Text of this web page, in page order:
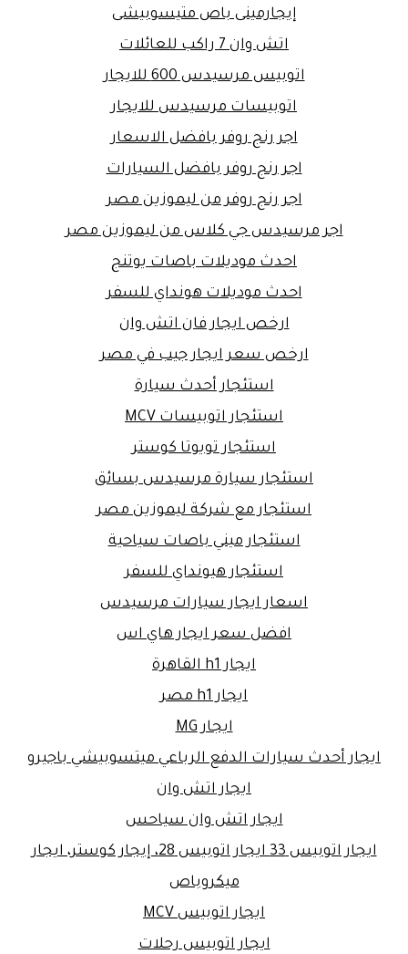
إيجارمينى باص متيسوبيشى
اتش وان 7 راكب للعائلات
اتوبيس مرسيدس 600 للايجار
اتوبيسات مرسيدس للايجار
اجر رنج روفر بافضل الاسعار
اجر رنج روفر بافضل السيارات
اجر رنج روفر من ليموزين مصر
اجر مرسيدس جي كلاس من ليموزين مصر
احدث موديلات باصات يوتنج
احدث موديلات هونداي للسفر
ارخص ايجار فان اتش وان
ارخص سعر ايجار جيب في مصر
استئجار أحدث سيارة
استئجار اتوبيسات MCV
استئجار تويوتا كوستر
استئجار سيارة مرسيدس بسائق
استئجار مع شركة ليموزين مصر
استئجار ميني باصات سياحية
استئجار هيونداي للسفر
اسعار ايجار سيارات مرسيدس
افضل سعر ايجار هاي اس
ايجار h1 القاهرة
ايجار h1 مصر
ايجار MG
ايجار أحدث سيارات الدفع الرباعي ميتسوبيشي باجيرو
ايجار اتش وان
ايجار اتش وان سياحس
ايجار اتوبيس 33 ايجار اتوبيس 28، إيجار كوستر، ايجار
ميكروباص
ايجار اتوبيس MCV
ايجار اتوبيس رحلات